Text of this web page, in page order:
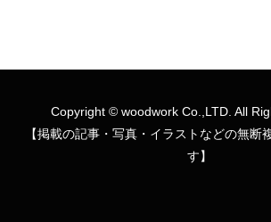
Copyright © woodwork Co.,LTD. All
【掲載の記事・写真・イラストなどの無断
す】